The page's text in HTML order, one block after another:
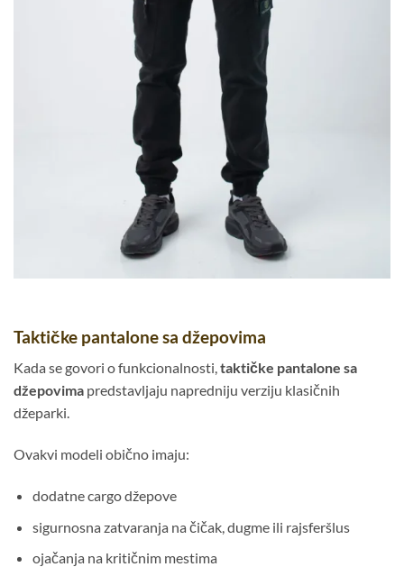
Taktičke pantalone sa džepovima
Kada se govori o funkcionalnosti,taktičke pantalone sa
džepovima predstavljaju napredniju verziju klasičnih
džeparki.
Ovakvi modeli obično imaju:
dodatne cargo džepove
sigurnosna zatvaranja na čičak, dugme ili rajsferšlus
ojačanja na kritičnim mestima